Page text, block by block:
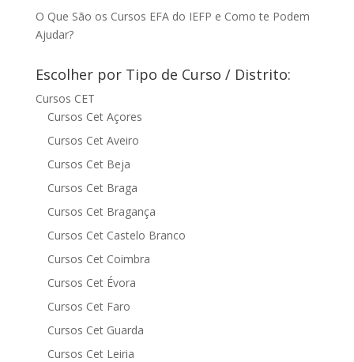
O Que São os Cursos EFA do IEFP e Como te Podem
Ajudar?
Escolher por Tipo de Curso / Distrito:
Cursos CET
Cursos Cet Açores
Cursos Cet Aveiro
Cursos Cet Beja
Cursos Cet Braga
Cursos Cet Bragança
Cursos Cet Castelo Branco
Cursos Cet Coimbra
Cursos Cet Évora
Cursos Cet Faro
Cursos Cet Guarda
Cursos Cet Leiria